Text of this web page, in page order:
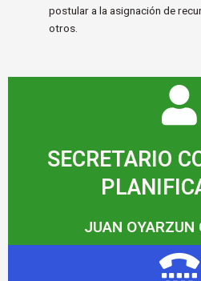
postular a la asignación de
otros.
SECRETARIO
JUAN OYARZUN